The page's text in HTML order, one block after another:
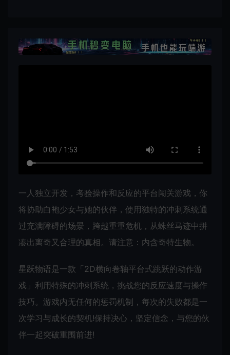
一人独立开发，考验操作和反应的平台闯关游戏，你
将协助白袍少女与她的伙伴，使用独特的冲刺系统通
过充满障碍的场景，跨越重重危机，从蛛丝马迹中拼
凑出离奇又合理的真相。请注意：内含奇特生物。
星跃物语是一款「2D横向卷轴平台式跳跃的动作游
戏」利用特殊的冲刺系统，挑战您的反应速度与操作
技巧。游戏内无任何的惩罚机制，每次的失败都是一
次学习与成长的契机!保持决心，坚定信念，与您的伙
伴一起突破重围前进!